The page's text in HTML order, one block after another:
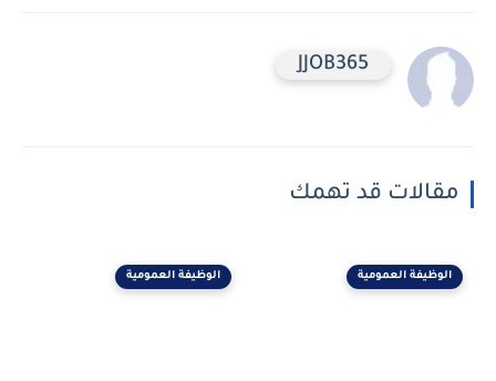
JJOB365
مقالات قد تهمك
الوظيفة العمومية الوظيفة العمومية